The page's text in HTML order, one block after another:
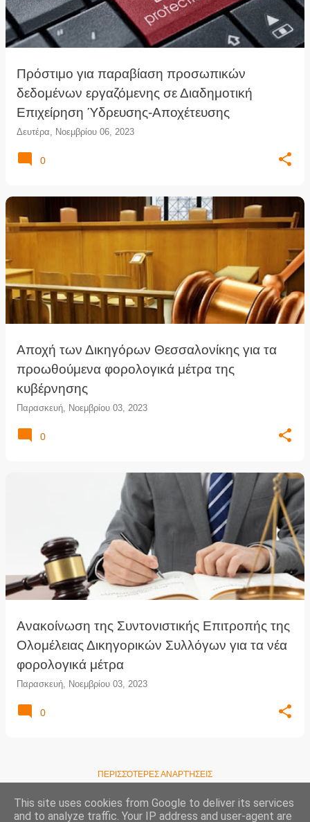
Πρόστιμο για παραβίαση προσωπικών
δεδομένων εργαζόμενης σε Διαδημοτική
Επιχείρηση Ύδρευσης-Αποχέτευσης
Δευτέρα, Νοεμβρίου 06, 2023
0
Αποχή των Δικηγόρων Θεσσαλονίκης για τα
προωθούμενα φορολογικά μέτρα της
κυβέρνησης
Παρασκευή, Νοεμβρίου 03, 2023
0
Ανακοίνωση της Συντονιστικής Επιτροπής της
Ολομέλειας Δικηγορικών Συλλόγων για τα νέα
φορολογικά μέτρα
Παρασκευή, Νοεμβρίου 03, 2023
0
ΠΕΡΙΣΣΌΤΕΡΕΣ ΑΝΑΡΤΉΣΕΙΣ
Συνολικές προβολές σελίδας
This site uses cookies from Google to deliver its services
and to analyze traffic. Your IP address and user-agent are